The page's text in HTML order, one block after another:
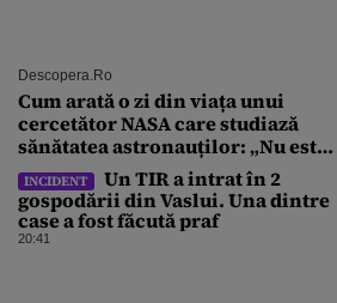
Descopera.ro
Cum arată o zi din viața unui
cercetător NASA care studiază
sănătatea astronauților: „Nu este
o știință complicată”
INCIDENT
Un TIR a intrat în 2
gospodării din Vaslui. Una dintre
case a fost făcută praf
20:41